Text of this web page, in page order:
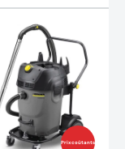
Prix coûtants